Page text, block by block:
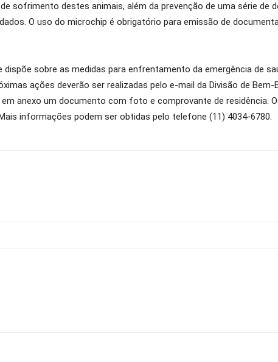
sofrimento destes animais, além da prevenção de uma série de
O uso do microchip é obrigatório para emissão de
dispõe sobre as medidas para enfrentamento da emergência de
ações deverão ser realizadas pelo e-mail da Divisão de Bem-
em anexo um documento com foto e comprovante de residência.
informações podem ser obtidas pelo telefone (11) 4034-6780.